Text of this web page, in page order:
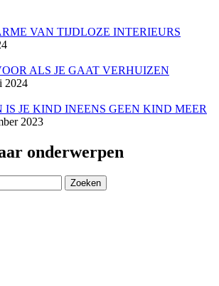
VAN TIJDLOZE INTERIEURS
ALS JE GAAT VERHUIZEN
2024
IS JE KIND INEENS GEEN KIND MEER
2023
onderwerpen